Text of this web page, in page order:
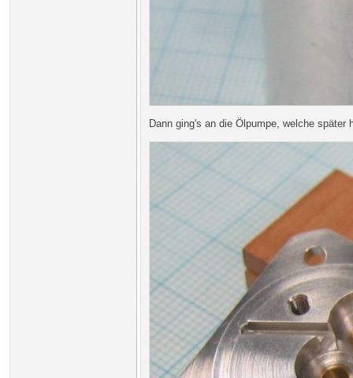
Dann ging's an die Ölpumpe, welche später